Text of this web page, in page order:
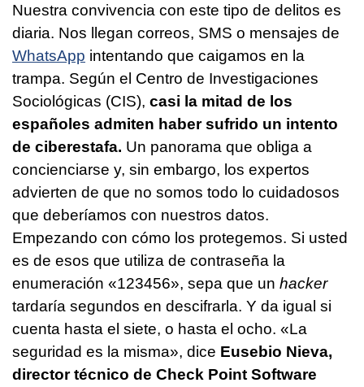
Nuestra convivencia con este tipo de delitos es
diaria. Nos llegan correos, SMS o mensajes de
WhatsApp intentando que caigamos en la
trampa. Según el Centro de Investigaciones
Sociológicas (CIS), casi la mitad de los
españoles admiten haber sufrido un intento
de ciberestafa. Un panorama que obliga a
concienciarse y, sin embargo, los expertos
advierten de que no somos todo lo cuidadosos
que deberíamos con nuestros datos.
Empezando con cómo los protegemos. Si usted
es de esos que utiliza de contraseña la
enumeración «123456», sepa que un hacker
tardaría segundos en descifrarla. Y da igual si
cuenta hasta el siete, o hasta el ocho. «La
seguridad es la misma», dice Eusebio Nieva,
director técnico de Check Point Software